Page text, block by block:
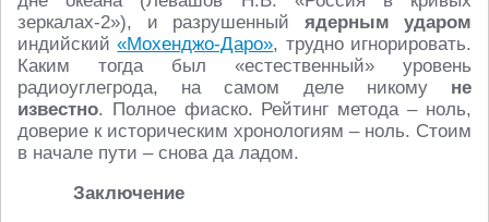
зеркалах-2»), и разрушенный ядерным ударом
индийский«Мохенджо-Даро», трудно игнорировать.
Каким тогда был «естественный» уровень
радиоуглегрода, на самом деле никому не
известно. Полное фиаско. Рейтинг метода – ноль,
доверие к историческим хронологиям – ноль. Стоим
в начале пути – снова да ладом.
Заключение